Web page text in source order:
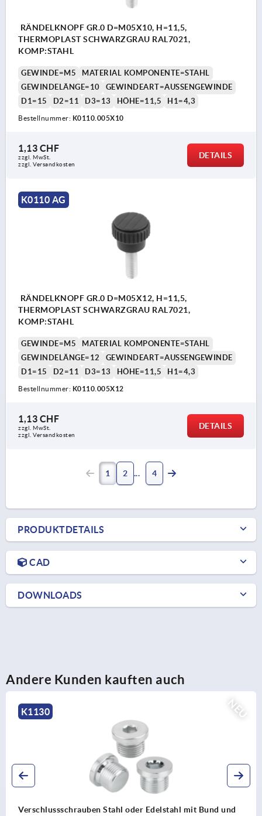
RÄNDELKNOPF GR.0 D=M05X10, H=11,5,
THERMOPLAST SCHWARZGRAU RAL7021,
KOMP:STAHL
GEWINDE=M5
MATERIAL KOMPONENTE=STAHL
GEWINDELÄNGE=10
GEWINDEART=AUSSENGEWINDE
D1=15
D2=11 D3=13 HÖHE=11,5 H1=4,3
Bestellnummer: K0110.005X10
1,13 CHF
zzgl. MwSt.
zzgl. Versandkosten
DETAILS
K0110 AG
RÄNDELKNOPF GR.0 D=M05X12, H=11,5,
THERMOPLAST SCHWARZGRAU RAL7021,
KOMP:STAHL
GEWINDE=M5
MATERIAL KOMPONENTE=STAHL
GEWINDELÄNGE=12
GEWINDEART=AUSSENGEWINDE
D1=15
D2=11 D3=13 HÖHE=11,5 H1=4,3
Bestellnummer: K0110.005X12
1,13 CHF
zzgl. MwSt.
zzgl. Versandkosten
DETAILS
1 2 4
PRODUKTDETAILS
CAD
DOWNLOADS
Andere Kunden kauften auch
mit Bund und T-Griffe visuell-detektierbar